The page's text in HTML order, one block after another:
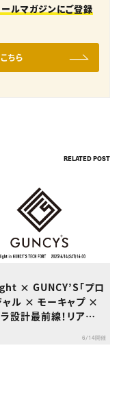
ルマガジンにご登録
ちら
RELATED POST
× GUNCY’S「プロ
ャル × モーキャプ ×
設計最前線！リアル
6/14開催